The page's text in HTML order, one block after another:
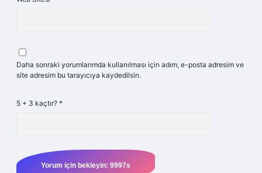
Daha sonraki yorumlarımda kullanılması için adım, e-posta adresim ve
site adresim bu tarayıcıya kaydedilsin.
5 + 3 kaçtır? *